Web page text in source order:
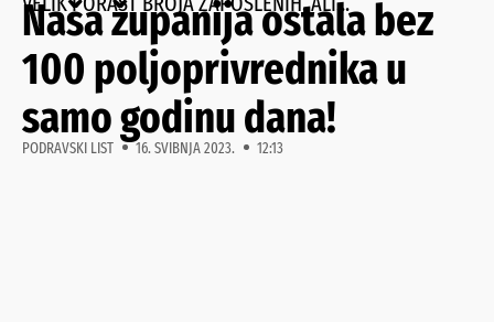
Naša županija ostala bez
100 poljoprivrednika u
samo godinu dana!
PODRAVSKI LIST 16. SVIBNJA 2023. 12:13